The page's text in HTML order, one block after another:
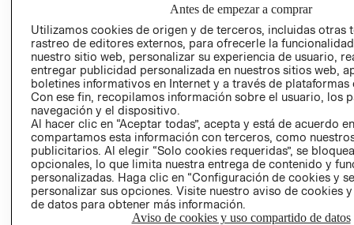
PROGRAMA DE
TRANSPARENCIA
Y ÉTICA (INGLÉS)
DE INDUSTRIA Y
COMERCIO - SIC
PETICIONES
QUEJAS Y
RECLAMOS
Colombia ($)
CAMBIAR REGIÓN
Antes de empezar a comprar
Utilizamos cookies de origen y de terceros, incluidas otras
rastreo de editores externos, para ofrecerle la
nuestro sitio web, personalizar su experiencia de usuario,
entregar publicidad personalizada en nuestros sitios web,
boletines informativos en Internet y a través de plataformas
Con ese fin, recopilamos información sobre el usuario, los
navegación y el dispositivo.
Al hacer clic en “Aceptar todas”, acepta y está de acuerdo
compartamos esta información con terceros, como
publicitarios. Al elegir “Solo cookies requeridas”, se
opcionales, lo que limita nuestra entrega de contenido y
personalizadas. Haga clic en “Configuración de cookies y
personalizar sus opciones. Visite nuestro aviso de cookies
de datos para obtener más información.
Aviso de cookies y uso compartido de datos